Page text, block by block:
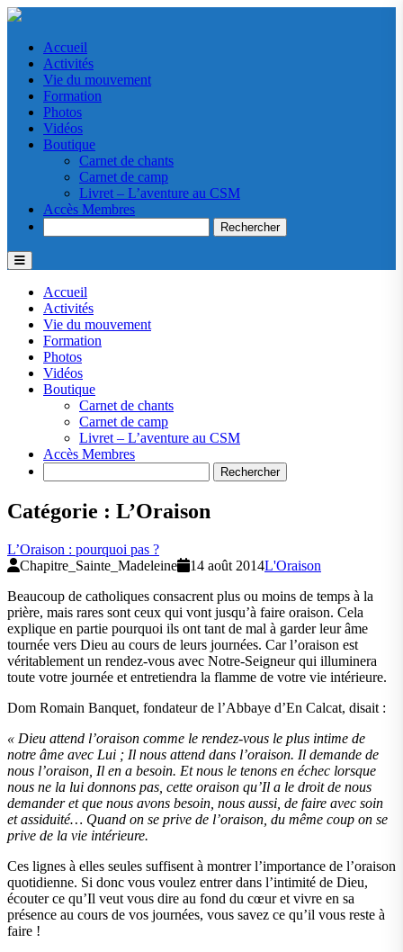
Accueil
Activités
Vie du mouvement
Formation
Photos
Vidéos
Boutique
Carnet de chants
Carnet de camp
Livret – L’aventure au CSM
Accès Membres
Accueil
Activités
Vie du mouvement
Formation
Photos
Vidéos
Boutique
Carnet de chants
Carnet de camp
Livret – L’aventure au CSM
Accès Membres
Catégorie : L’Oraison
L’Oraison : pourquoi pas ?
Chapitre_Sainte_Madeleine
14 août 2014L'Oraison
Beaucoup de catholiques consacrent plus ou moins de temps à la
prière, mais rares sont ceux qui vont jusqu’à faire oraison. Cela
explique en partie pourquoi ils ont tant de mal à garder leur âme
tournée vers Dieu au cours de leurs journées. Car l’oraison est
véritablement un rendez-vous avec Notre-Seigneur qui illuminera
toute votre journée et entretiendra la flamme de votre vie intérieure.
Dom Romain Banquet, fondateur de l’Abbaye d’En Calcat, disait :
« Dieu attend l’oraison comme le rendez-vous le plus intime de
notre âme avec Lui ; Il nous attend dans l’oraison. Il demande de
nous l’oraison, Il en a besoin. Et nous le tenons en échec lorsque
nous ne la lui donnons pas, cette oraison qu’Il a le droit de nous
demander et que nous avons besoin, nous aussi, de faire avec soin
et assiduité… Quand on se prive de l’oraison, du même coup on se
prive de la vie intérieure.
Ces lignes à elles seules suffisent à montrer l’importance de l’oraison
quotidienne. Si donc vous voulez entrer dans l’intimité de Dieu,
écouter ce qu’Il veut vous dire au fond du cœur et vivre en sa
présence au cours de vos journées, vous savez ce qu’il vous reste à
faire !